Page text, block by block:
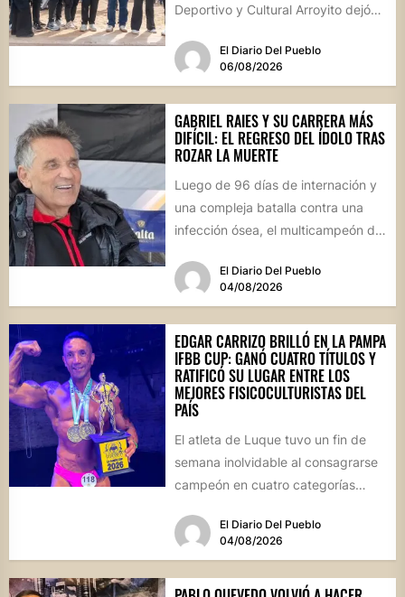
Deportivo y Cultural Arroyito dejó
cancha...El Diario Del Pueblo
06/08/2026
GABRIEL RAIES Y SU CARRERA MÁS
DIFÍCIL: EL REGRESO DEL ÍDOLO TRAS
ROZAR LA MUERTE
Luego de 96 días de internación y
una compleja batalla contra una
infección ósea, el multicampeón de
El Diario Del Pueblo
04/08/2026
EDGAR CARRIZO BRILLÓ EN LA PAMPA
IFBB CUP: GANÓ CUATRO TÍTULOS Y
RATIFICÓ SU LUGAR ENTRE LOS
MEJORES FISICOCULTURISTAS DEL
PAÍS
El atleta de Luque tuvo un fin de
semana inolvidable al consagrarse
campeón en cuatro categorías
competencia...El Diario Del Pueblo
04/08/2026